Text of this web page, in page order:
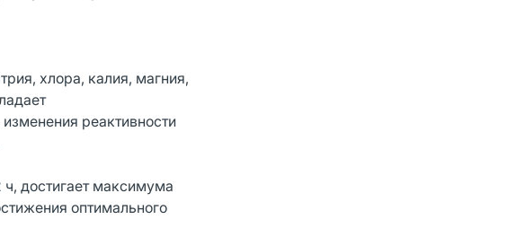
хлора, калия, магния,
реактивности
достигает максимума
оптимального